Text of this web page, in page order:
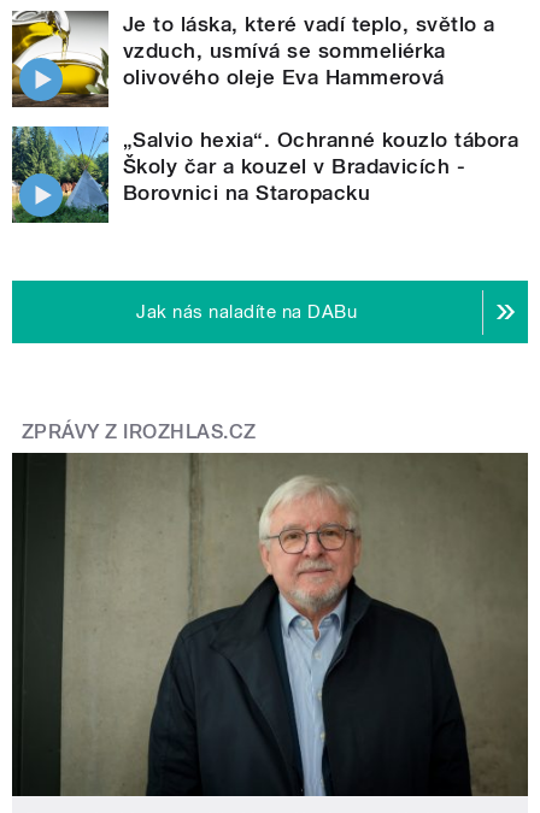
Je to láska, které vadí teplo, světlo a
vzduch, usmívá se sommeliérka
olivového oleje Eva Hammerová
„Salvio hexia“. Ochranné kouzlo tábora
Školy čar a kouzel v Bradavicích -
Borovnici na Staropacku
Jak nás naladíte na DABu
ZPRÁVY Z IROZHLAS.CZ